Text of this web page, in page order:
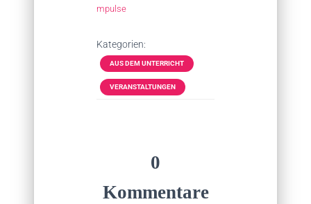
mpulse
Kategorien:
AUS DEM UNTERRICHT
VERANSTALTUNGEN
0
Kommentare